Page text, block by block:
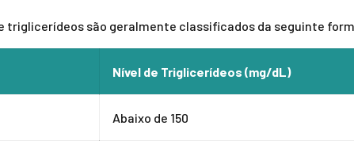
triglicerídeos são geralmente classificados da seguinte
Nível de Triglicerídeos (mg/dL)
Abaixo de 150